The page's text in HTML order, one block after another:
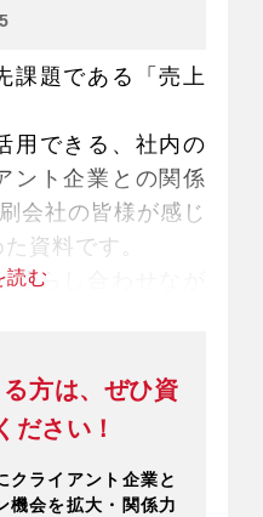
5
課題である「売上
用できる、社内の
ント企業との関係
会社の皆様が感じ
資料です。
照らし合わせなが
読む
方は、ぜひ資
ださい！
クライアント企業と
機会を拡大・関係力